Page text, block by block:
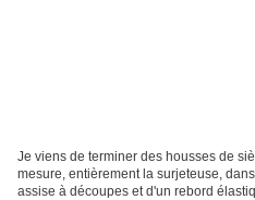
Je viens de terminer des housses de
mesure, entièrement la surjeteuse,
assise à découpes et d'un rebord